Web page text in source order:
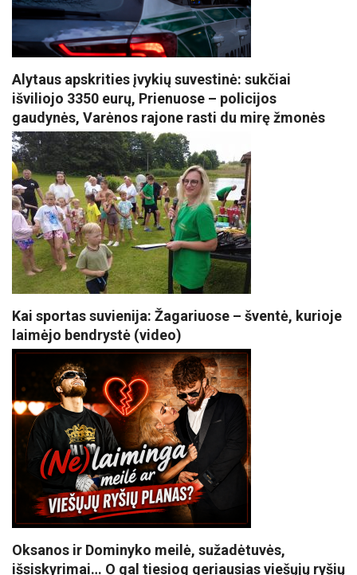
Alytaus apskrities įvykių suvestinė: sukčiai
išviliojo 3350 eurų, Prienuose – policijos
gaudynės, Varėnos rajone rasti du mirę žmonės
Kai sportas suvienija: Žagariuose – šventė, kurioje
laimėjo bendrystė (video)
Oksanos ir Dominyko meilė, sužadėtuvės,
išsiskyrimai… O gal tiesiog geriausias viešųjų ryšių